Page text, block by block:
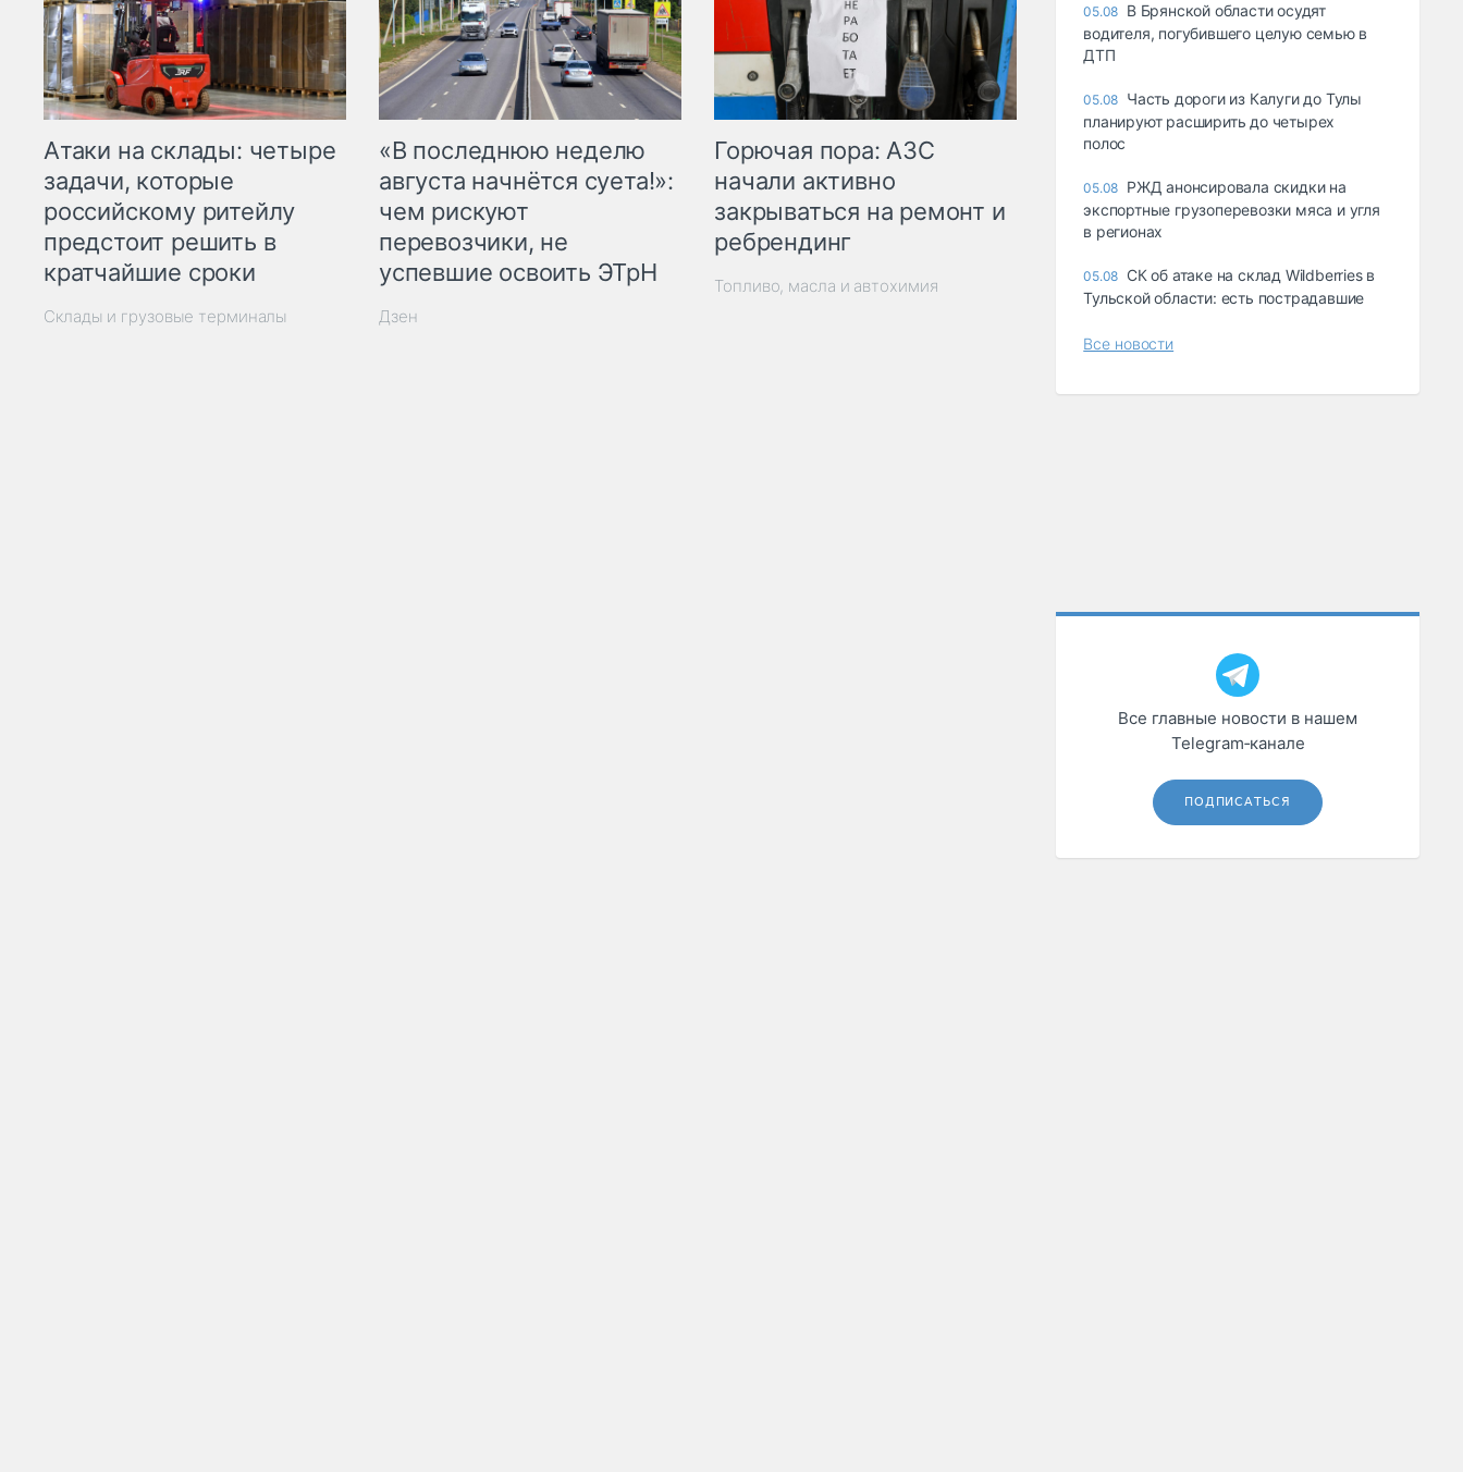
Атаки на склады: четыре
задачи, которые
российскому ритейлу
предстоит решить в
кратчайшие сроки
Склады и грузовые терминалы
«В последнюю неделю
августа начнётся суета!»:
чем рискуют
перевозчики, не
успевшие освоить ЭТрН
Дзен
Горючая пора: АЗС
начали активно
закрываться на ремонт и
ребрендинг
Топливо, масла и автохимия
05.08 В Брянской области осудят
водителя, погубившего целую семью в
ДТП
05.08 Часть дороги из Калуги до Тулы
планируют расширить до четырех
полос
05.08 РЖД анонсировала скидки на
экспортные грузоперевозки мяса и угля
в регионах
05.08 СК об атаке на склад Wildberries в
Тульской области: есть пострадавшие
Все новости
Все главные новости в нашем
Telegram‑канале
ПОДПИСАТЬСЯ